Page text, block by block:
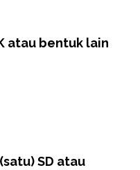
atau bentuk lain
SD atau